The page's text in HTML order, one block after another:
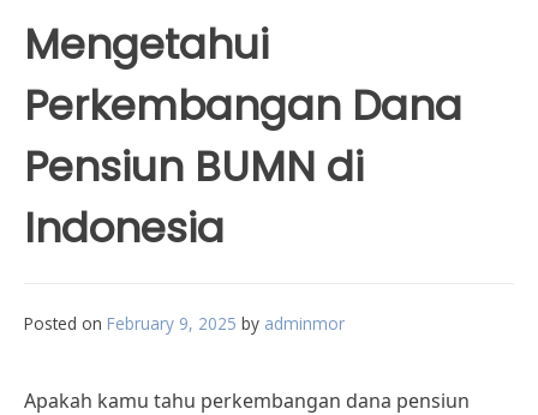
Mengetahui
Perkembangan Dana
Pensiun BUMN di
Indonesia
Posted on February 9, 2025 by adminmor
Apakah kamu tahu perkembangan dana pensiun